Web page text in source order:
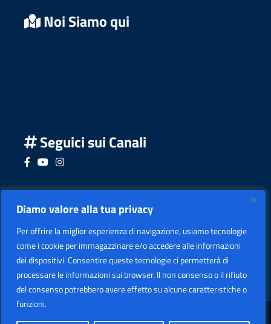
Diamo valore alla tua privacy
Per offrire la miglior esperienza di navigazione, usiamo tecnologie
come i cookie per immagazzinare e/o accedere alle informazioni
dei dispositivi. Consentire queste tecnologie ci permetterà di
processare le informazioni sui browser. Il non consenso o il rifiuto
del consenso potrebbero avere effetto su alcune caratteristiche o
funzioni.
Noi Siamo qui
Seguici sui Canali
Seguici su Facebook
Seguici su YouTube
Seguici su Instagram
Sezione Legale